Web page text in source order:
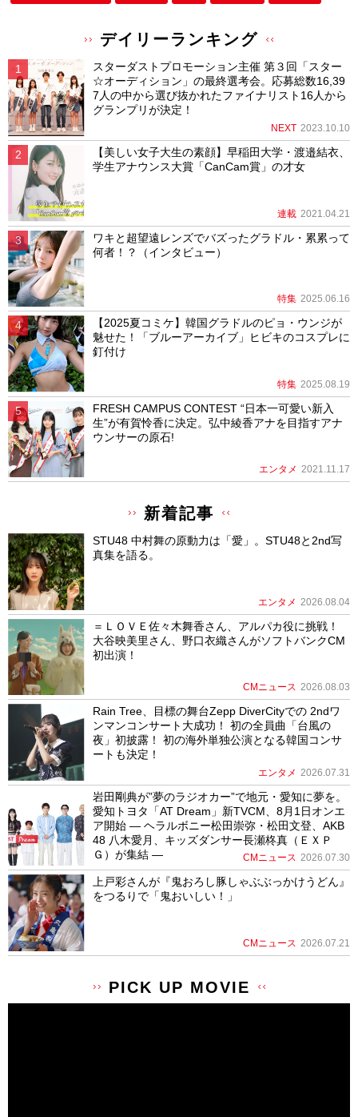
デイリーランキング
スターダストプロモーション主催 第３回「スター
☆オーディション」の最終選考会。応募総数16,39
7人の中から選び抜かれたファイナリスト16人から
グランプリが決定！
NEXT 2023.10.10
【美しい女子大生の素顔】早稲田大学・渡邉結衣、
学生アナウンス大賞「CanCam賞」の才女
連載 2021.04.21
ワキと超望遠レンズでバズったグラドル・累累って
何者！？（インタビュー）
特集 2025.06.16
【2025夏コミケ】韓国グラドルのピョ・ウンジが
魅せた！「ブルーアーカイブ」ヒビキのコスプレに
釘付け
特集 2025.08.19
FRESH CAMPUS CONTEST “日本一可愛い新入
生”が有賀怜香に決定。弘中綾香アナを目指すアナ
ウンサーの原石!
エンタメ 2021.11.17
新着記事
STU48 中村舞の原動力は「愛」。STU48と2nd写
真集を語る。
エンタメ 2026.08.04
＝ＬＯＶＥ佐々木舞香さん、アルパカ役に挑戦！
大谷映美里さん、野口衣織さんがソフトバンクCM
初出演！
CMニュース 2026.08.03
Rain Tree、目標の舞台Zepp DiverCityでの 2ndワ
ンマンコンサート大成功！ 初の全員曲「台風の
夜」初披露！ 初の海外単独公演となる韓国コンサ
ートも決定！
エンタメ 2026.07.31
岩田剛典が”夢のラジオカー”で地元・愛知に夢を。
愛知トヨタ「AT Dream」新TVCM、8月1日オンエ
ア開始 ― ヘラルボニー松田崇弥・松田文登、AKB
48 八木愛月、キッズダンサー長瀬柊真（ＥＸＰ
Ｇ）が集結 ―
CMニュース 2026.07.30
上戸彩さんが『鬼おろし豚しゃぶぶっかけうどん』
をつるりで「鬼おいしい！」
CMニュース 2026.07.21
PICK UP MOVIE